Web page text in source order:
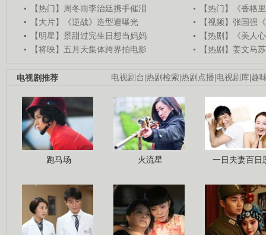
【热门】周冬雨李治廷携手催泪
【热门】《香格
【大片】《逆战》造型遭曝光
【视频】张国强
【明星】景甜过完生日想当妈妈
【热剧】《美人
【将映】五月天集体跨界拍电影
【热剧】姜文马
电视剧台|热剧检索|热剧点播|电视剧库|趣
电视剧推荐
跑马场 火流星 一日夫妻百日